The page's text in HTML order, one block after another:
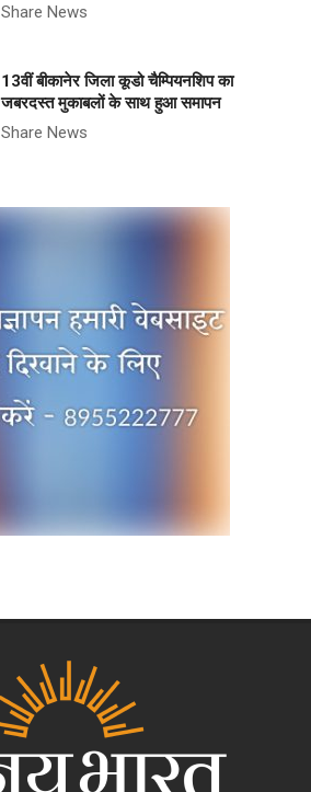
Share News
13वीं बीकानेर जिला कूडो चैम्पियनशिप का
जबरदस्त मुकाबलों के साथ हुआ समापन
Share News